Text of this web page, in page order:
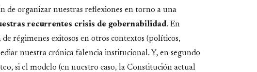
organizar nuestras reflexiones en torno a una
recurrentes crisis de gobernabilidad. En
régimenes exitosos en otros contextos (políticos,
nuestra crónica falencia institucional. Y, en segundo
si el modelo (en nuestro caso, la Constitución actual